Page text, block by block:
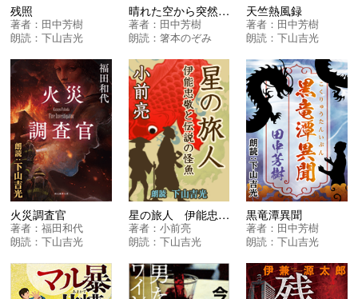
残照
著者： 田中芳樹
朗読：下山吉光
晴れた空から突然に・・・
著者： 田中芳樹
朗読： 箸本のぞみ
天竺熱風録
著者： 田中芳樹
朗読：下山吉光
火災調査官
著者：福田和代
朗読：下山吉光
星の旅人 伊能忠敬と伝説の怪魚
著者： 小前亮
朗読： 下山吉光
黒竜潭異聞
著者： 田中芳樹
朗読：下山吉光